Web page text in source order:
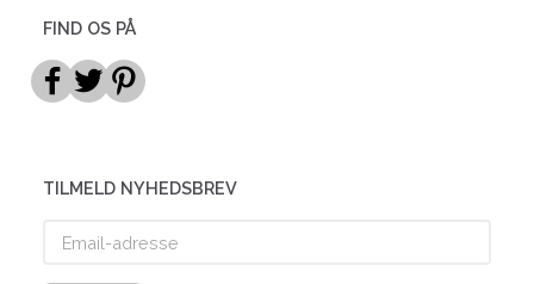
FIND OS PÅ
TILMELD NYHEDSBREV
adresse